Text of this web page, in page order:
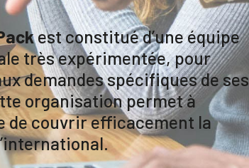
est constitué d’une équipe
très expérimentée, pour
demandes spécifiques de ses
organisation permet à
de couvrir efficacement la